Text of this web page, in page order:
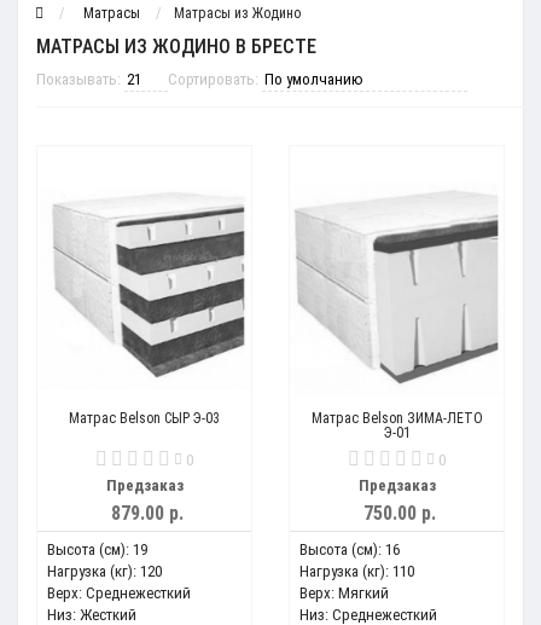
Матрасы Матрасы из Жодино
МАТРАСЫ ИЗ ЖОДИНО В БРЕСТЕ
Показывать: Сортировать:
Матрас Belson СЫР Э-03
0
Предзаказ
879.00 р.
Высота (см): 19
Нагрузка (кг): 120
Верх: Среднежесткий
Низ: Жесткий
Матрас Belson ЗИМА-ЛЕТО
Э-01
0
Предзаказ
750.00 р.
Высота (см): 16
Нагрузка (кг): 110
Верх: Мягкий
Низ: Среднежесткий